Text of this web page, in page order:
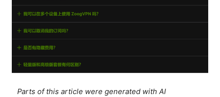
Parts of this article were generated with AI